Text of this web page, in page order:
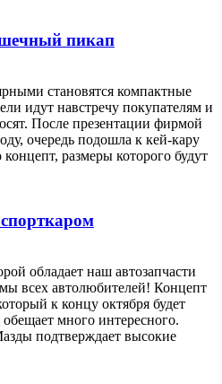
пикап
становятся компактные
идут навстречу покупателям и
После презентации фирмой
очередь подошла к кей-кару
размеры которого будут
обладает наш автозапчасти
всех автолюбителей! Концепт
к концу октября будет
много интересного.
подтверждает высокие